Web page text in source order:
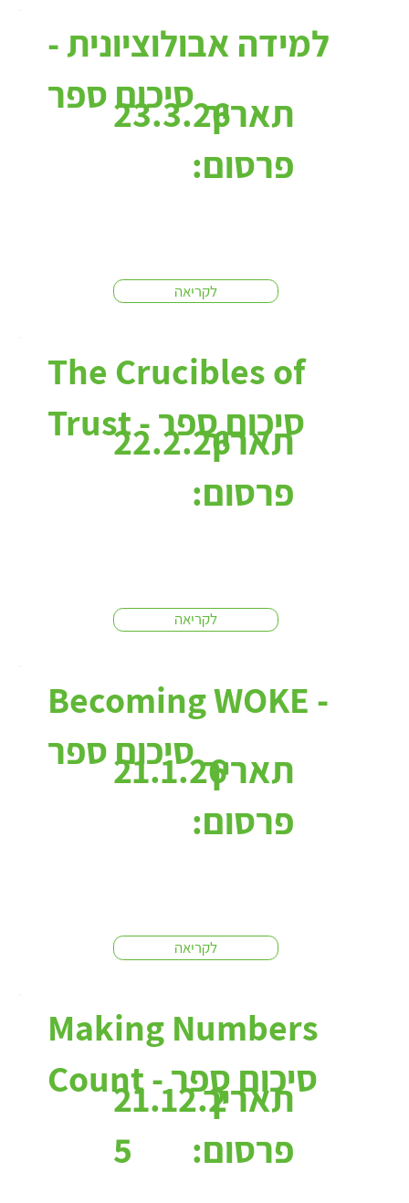
למידה אבולוציונית -
סיכום ספר
לקריאה
23.3.26תאריך
פרסום:
The Crucibles of
Trust - סיכום ספר
לקריאה
22.2.26תאריך
פרסום:
Becoming WOKE -
סיכום ספר
לקריאה
21.1.26תאריך
פרסום:
Making Numbers
Count - סיכום ספר21.12.2
5
תאריך
פרסום: